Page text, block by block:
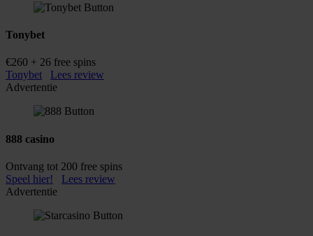
Tonybet
€260 + 26 free spins
Tonybet
Lees review
Advertentie
888 casino
Ontvang tot 200 free spins
Speel hier!
Lees review
Advertentie